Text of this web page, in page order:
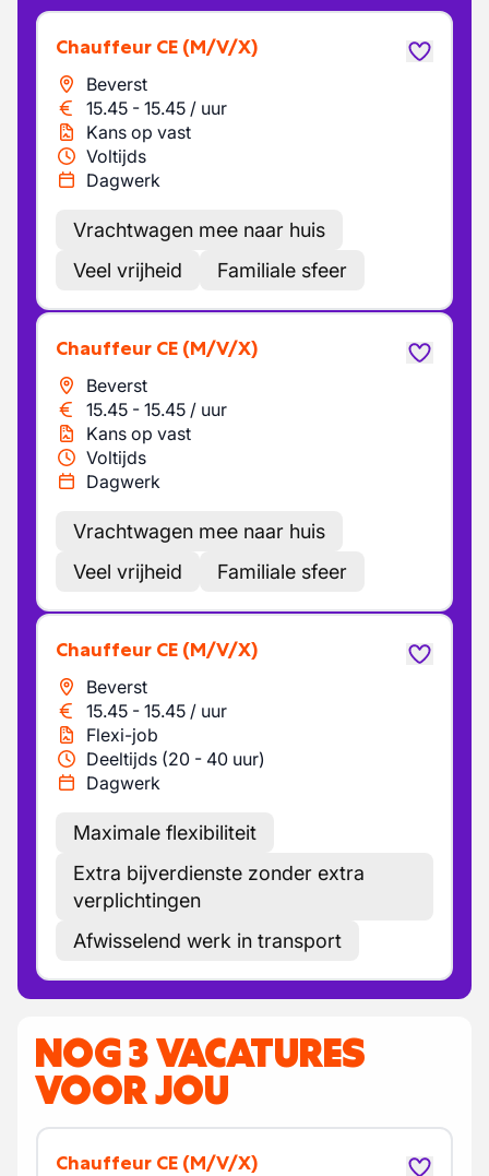
Chauffeur CE (M/V/X)
Beverst
15.45 - 15.45 / uur
Kans op vast
Voltijds
Dagwerk
Vrachtwagen mee naar huis
Veel vrijheid
Familiale sfeer
Chauffeur CE (M/V/X)
Beverst
15.45 - 15.45 / uur
Kans op vast
Voltijds
Dagwerk
Vrachtwagen mee naar huis
Veel vrijheid
Familiale sfeer
Chauffeur CE (M/V/X)
Beverst
15.45 - 15.45 / uur
Flexi-job
Deeltijds (20 - 40 uur)
Dagwerk
Maximale flexibiliteit
Extra bijverdienste zonder extra
verplichtingen
Afwisselend werk in transport
NOG 3 VACATURES
VOOR JOU
Chauffeur CE (M/V/X)